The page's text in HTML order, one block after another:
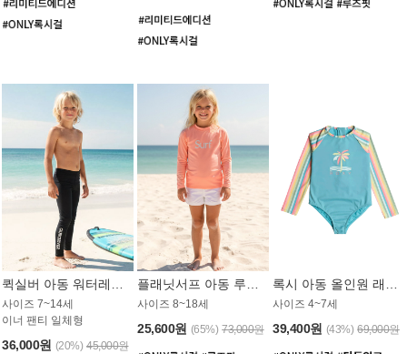
사이즈 7~14세
이너 팬티 일체형
36,000원 (20%) 45,000원
사이즈 8~18세
25,600원 (65%) 73,000원
사이즈 4~7세
39,400원 (43%) 69,000원